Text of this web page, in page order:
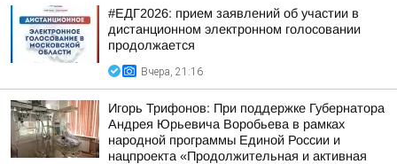
#ЕДГ2026: прием заявлений об участии в
дистанционном электронном голосовании
продолжается
Вчера, 21:16
Игорь Трифонов: При поддержке Губернатора
Андрея Юрьевича Воробьева в рамках
народной программы Единой России и
нацпроекта «Продолжительная и активная